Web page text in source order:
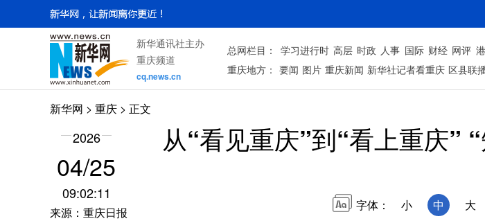
新华通讯社主办
重庆频道
cq.news.cn
总网栏目： 学习进行时 高层 时政 人事 国际 财经 网评
重庆地方： 要闻 图片 重庆新闻 新华社记者看重庆 区县联
新华网 > 重庆 > 正文
2026
04/25
09:02:11
来源：重庆日报
从“看见重庆”到“看上重庆”
字体： 小 中 大